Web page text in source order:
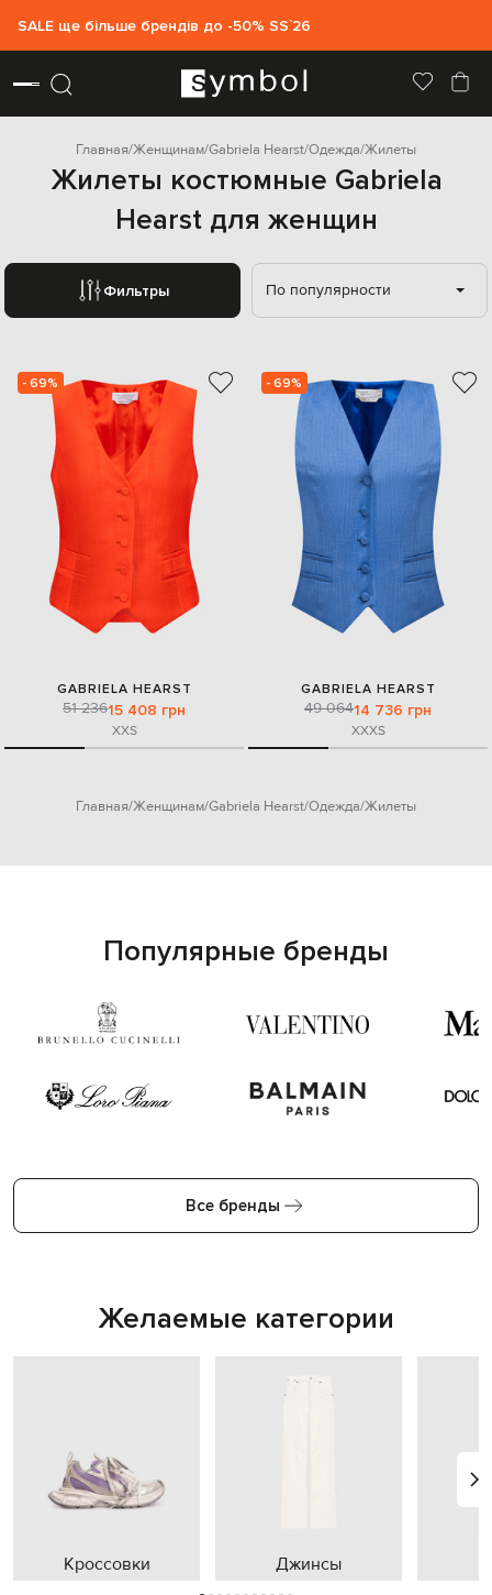
SALE ще більше брендів до -50% SS`26
Главная Женщинам Gabriela Hearst Одежда Жилеты
Жилеты костюмные Gabriela
Hearst для женщин
Фильтры По популярности
- 69%
GABRIELA HEARST
51 23615 408 грн
XXS
- 69%
GABRIELA HEARST
49 06414 736 грн
XXXS
Главная Женщинам Gabriela Hearst Одежда Жилеты
Популярные бренды
Все бренды
Желаемые категории
Кроссовки Джинсы